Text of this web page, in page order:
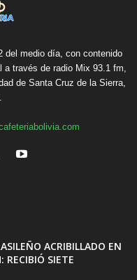
del medio día, con contenido
través de radio Mix 93.1 fm,
de Santa Cruz de la Sierra,
ACRIBILLADO EN
RECIBIÓ SIETE